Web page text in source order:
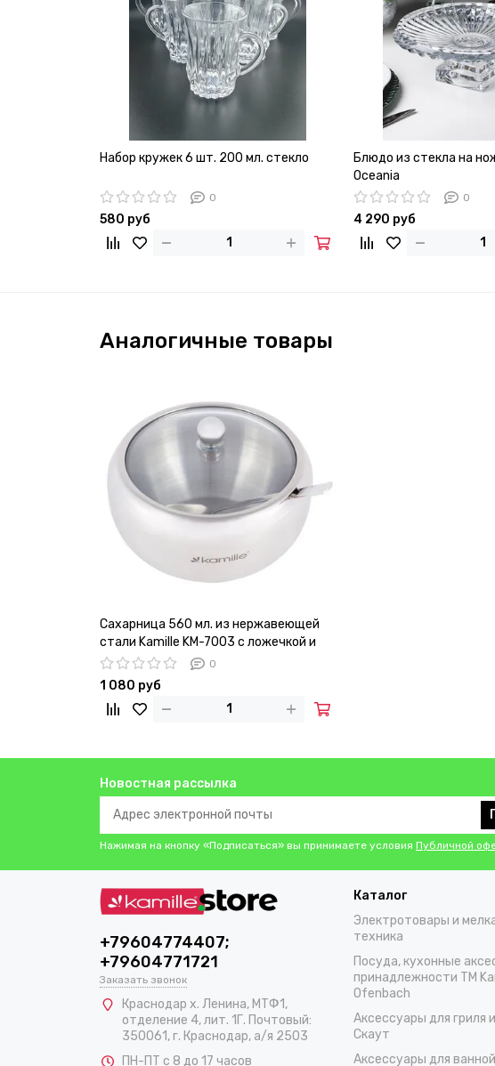
Набор кружек 6 шт. 200 мл. стекло
0
580 руб
Блюдо из стекла на
Oceania
0
4 290 руб
Аналогичные товары
Сахарница 560 мл. из нержавеющей
стали Kamille KM-7003 с ложечкой и
стеклянной крышкой
0
1 080 руб
Новостная рассылка
Нажимая на кнопку «Подписаться» вы принимаете условия Публичной
+79604774407;
+79604771721
Заказать звонок
Краснодар х. Ленина, МТФ1,
отделение 4, лит. 1Г. Почтовый:
350061, г. Краснодар, а/я 2503
ПН-ПТ с 8 до 17 часов
Каталог
Электротовары и
техника
Посуда, кухонные
принадлежности TM
Ofenbach
Аксессуары для гриля
Скаут
Аксессуары для